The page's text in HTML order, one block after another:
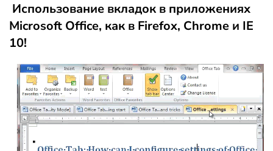
Использование вкладок в приложениях
Microsoft Office, как в Firefox, Chrome и IE
10!